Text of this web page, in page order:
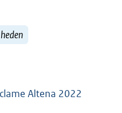
Altena 2022